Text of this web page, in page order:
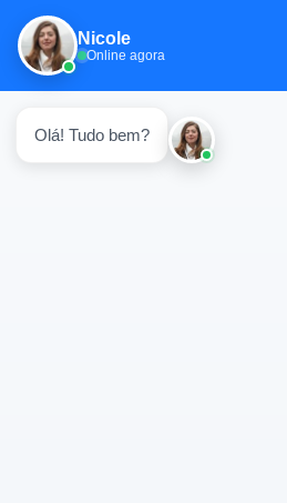
Nicole
Online agora
Olá! Tudo bem?